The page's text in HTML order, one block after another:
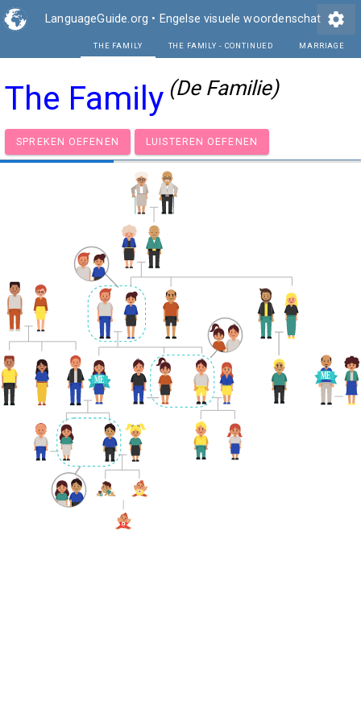
LanguageGuide.org • Engelse visuele woordenschat settings
The Family (De Familie)
SPREKEN OEFENEN LUISTEREN OEFENEN